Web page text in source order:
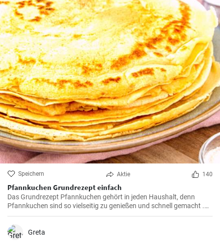
Speichern Aktie 140
Pfannkuchen Grundrezept einfach
Das Grundrezept Pfannkuchen gehört in jeden Haushalt, denn
Pfannkuchen sind so vielseitig zu genießen und schnell gemacht .
Süß oder herzhaft gefüllt sind die Pfannkuchen mit Milch und Eiern
ein Genuß für groß und klein .
Greta